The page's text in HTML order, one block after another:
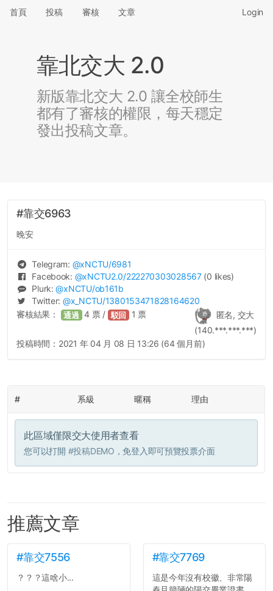
首頁 投稿 審核 文章 Login
靠北交大 2.0
新版靠北交大 2.0 讓全校師生
都有了審核的權限，每天穩定
發出投稿文章。
#靠交6963
晚安
Telegram: @xNCTU/6981
Facebook: @xNCTU2.0/222270303028567 (0 likes)
Plurk:@xNCTU/ob161b
Twitter: @x_NCTU/1380153471828164620
匿名, 交大
(140.***.***.***)
審核結果： 通過 4 票 / 駁回 1 票
投稿時間： 2021 年 04 月 08 日 13:26 (64 個月前)
# 系級 暱稱 理由
此區域僅限交大使用者查看
您可以打開 #投稿DEMO ，免登入即可預覽投票介面
推薦文章
#靠交7556
？？？這啥小...
#靠交7769
這是今年沒有校徽、非常陽